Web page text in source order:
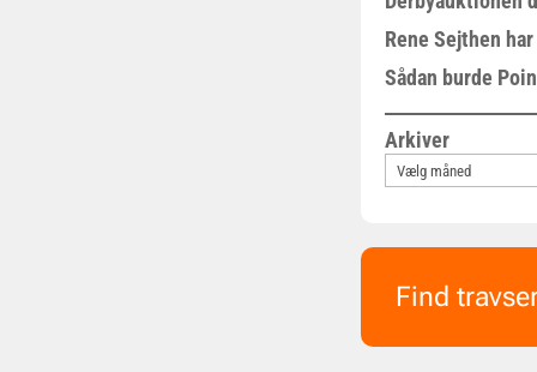
Rene Sejthen
Sådan burde
Arkiver
Find